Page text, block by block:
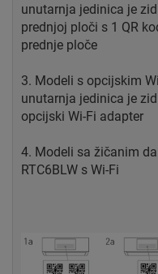
unutarnja jedinica je
prednjoj ploči s 1 QR
prednje ploče
3. Modeli s opcijskim
unutarnja jedinica je
opcijski Wi-Fi adapter
4. Modeli sa žičanim
RTC6BLW s Wi-Fi